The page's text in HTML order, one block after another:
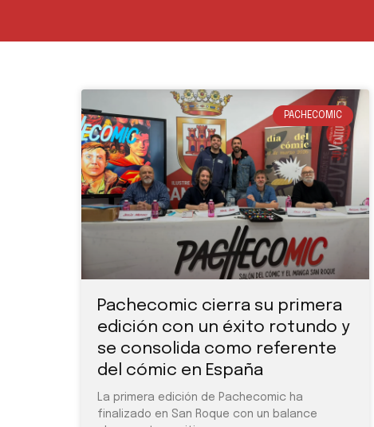
PACHECOMIC
Pachecomic cierra su primera
edición con un éxito rotundo y
se consolida como referente
del cómic en España
La primera edición de Pachecomic ha
finalizado en San Roque con un balance